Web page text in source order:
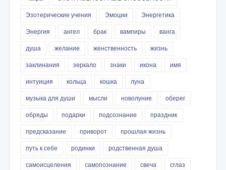
Эзотерические учения
Эмоции
Энергетика
Энергия
ангел брак вампиры
ванга
душа
желание женственность
жизнь
заклинания
зеркало знаки икона
имя
интуиция
кольца кошка
луна
музыка для души
мысли новолуние
оберег
обряды
подарки подсознание
праздник
предсказание
приворот
прошлая жизнь
путь к себе
родинки
родственная душа
самоисцеления
самопознание свеча
сглаз